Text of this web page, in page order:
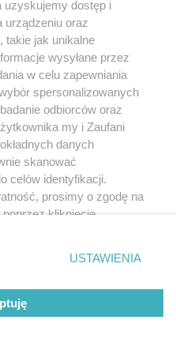
uzyskujemy dostęp i
urządzeniu oraz
takie jak unikalne
wysyłane przez
w celu zapewniania
spersonalizowanych
odbiorców oraz
my i Zaufani
danych
skanować
celów identyfikacji.
prosimy o zgodę na
kliknięcie
ustawień prywatności
rogu strony
nie wymagają zgody
się takiemu
miały zastosowanie tylko
USTAWIENIA